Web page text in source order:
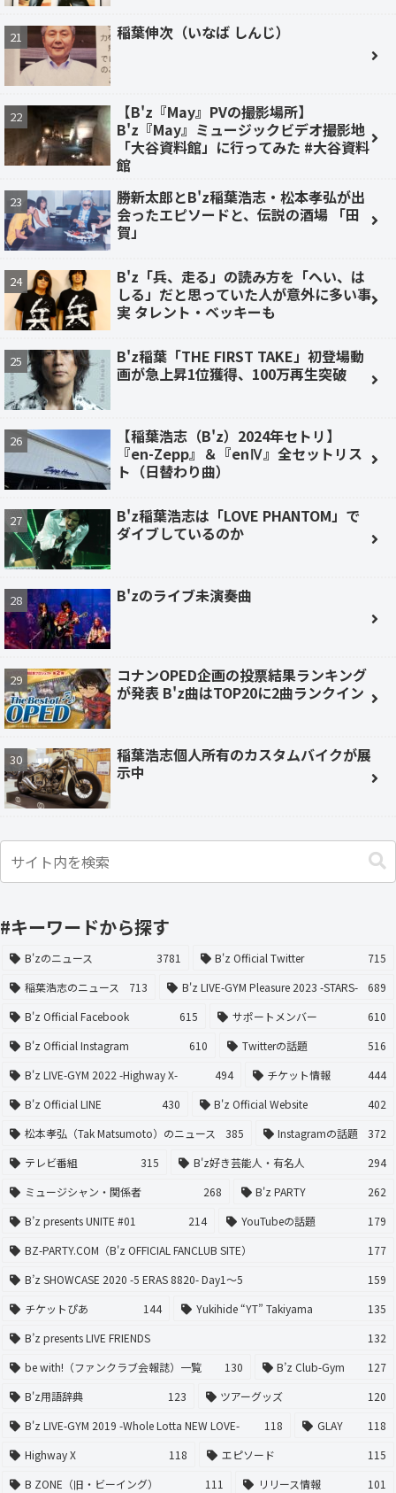
稲葉伸次（いなば しんじ）
【B'z『May』PVの撮影場所】
B'z『May』ミュージックビデオ撮影地
「大谷資料館」に行ってみた #大谷資料
館
勝新太郎とB'z稲葉浩志・松本孝弘が出
会ったエピソードと、伝説の酒場 「田
賀」
B'z「兵、走る」の読み方を「へい、は
しる」だと思っていた人が意外に多い事
実 タレント・ベッキーも
B'z稲葉「THE FIRST TAKE」初登場動
画が急上昇1位獲得、100万再生突破
【稲葉浩志（B'z）2024年セトリ】
『en-Zepp』＆『enⅣ』全セットリス
ト（日替わり曲）
B'z稲葉浩志は「LOVE PHANTOM」で
ダイブしているのか
B'zのライブ未演奏曲
コナンOPED企画の投票結果ランキング
が発表 B'z曲はTOP20に2曲ランクイン
稲葉浩志個人所有のカスタムバイクが展
示中
#キーワードから探す
B'zのニュース 3781 B'z Official Twitter
715
稲葉浩志のニュース
713 B'z LIVE-GYM Pleasure 2023 -STARS-
689
B'z Official Facebook
615 サポートメンバー
610
B'z Official Instagram
610 Twitterの話題
516
B'z LIVE-GYM 2022 -Highway X-
494 チケット情報
444
B'z Official LINE
430 B'z Official Website
402
松本孝弘（Tak Matsumoto）のニュース
385 Instagramの話題
372
テレビ番組
315 B'z好き芸能人・有名人
294
ミュージシャン・関係者
268 B'z PARTY
262
B’z presents UNITE #01
214 YouTubeの話題
179
BZ-PARTY.COM（B'z OFFICIAL FANCLUB SITE）
177
B’z SHOWCASE 2020 -5 ERAS 8820- Day1〜5
159
チケットぴあ
144 Yukihide “YT” Takiyama
135
B’z presents LIVE FRIENDS
132
be with!（ファンクラブ会報誌）一覧
130 B’z Club-Gym
127
B'z用語辞典
123 ツアーグッズ
120
B'z LIVE-GYM 2019 -Whole Lotta NEW LOVE-
118 GLAY
118
Highway X
118 エピソード
115
B ZONE（旧・ビーイング）
111 リリース情報
101